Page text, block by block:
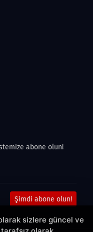
abone olun!
Şimdi abone olun!
sizlere güncel ve